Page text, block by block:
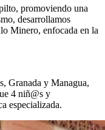
, promoviendo una
desarrollamos
Minero, enfocada en la
Granada y Managua,
4 niñ@s y
especializada.